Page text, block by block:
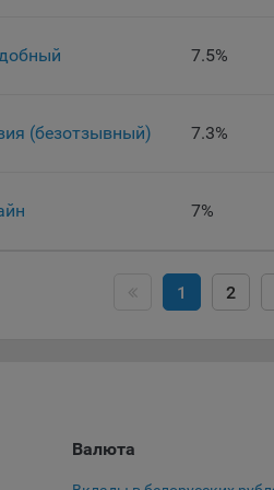
дополнительных
пользователя, в
9.3. Файлы cookie
предпочтениях и
пользователем
9.4. Аналитические
Данные файлы
Благодаря этому у
тенденциях
для анализа трафика
7.5%
(безотзывный) 7.3%
7%
1 2
Валюта